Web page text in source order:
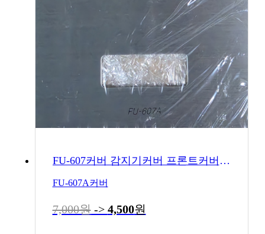
FU-607커버 감지기커버 프론트커버 밧데리식
FU-607A커버
7,000원-> 4,500원